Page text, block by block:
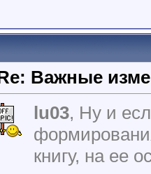
Важные
lu03, Ну и
книгу, на ее